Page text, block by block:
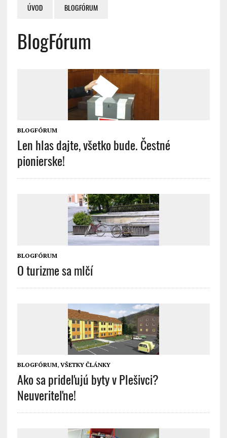
ÚVOD BLOGFÓRUM
BlogFórum
BLOGFÓRUM
Len hlas dajte, všetko bude. Čestné
pionierske!
BLOGFÓRUM
O turizme sa mlčí
BLOGFÓRUM, VŠETKY ČLÁNKY
Ako sa prideľujú byty v Plešivci?
Neuveriteľne!